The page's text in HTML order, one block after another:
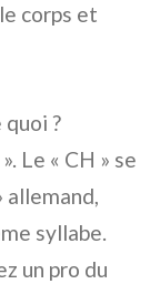
corps et
?
Le « CH » se
allemand,
syllabe.
un pro du